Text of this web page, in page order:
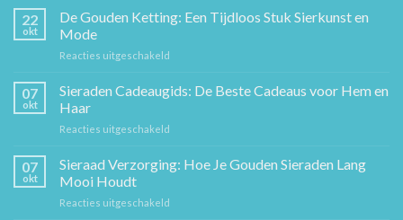
22
okt
De Gouden Ketting: Een Tijdloos Stuk Sierkunst en
Mode
Reacties uitgeschakeld
Gouden
Sierkunst
07
okt
Sieraden Cadeaugids: De Beste Cadeaus voor Hem en
Haar
Reacties uitgeschakeld
Cadeaugids:
De
07
okt
Sieraad Verzorging: Hoe Je Gouden Sieraden Lang
Mooi Houdt
Reacties uitgeschakeld